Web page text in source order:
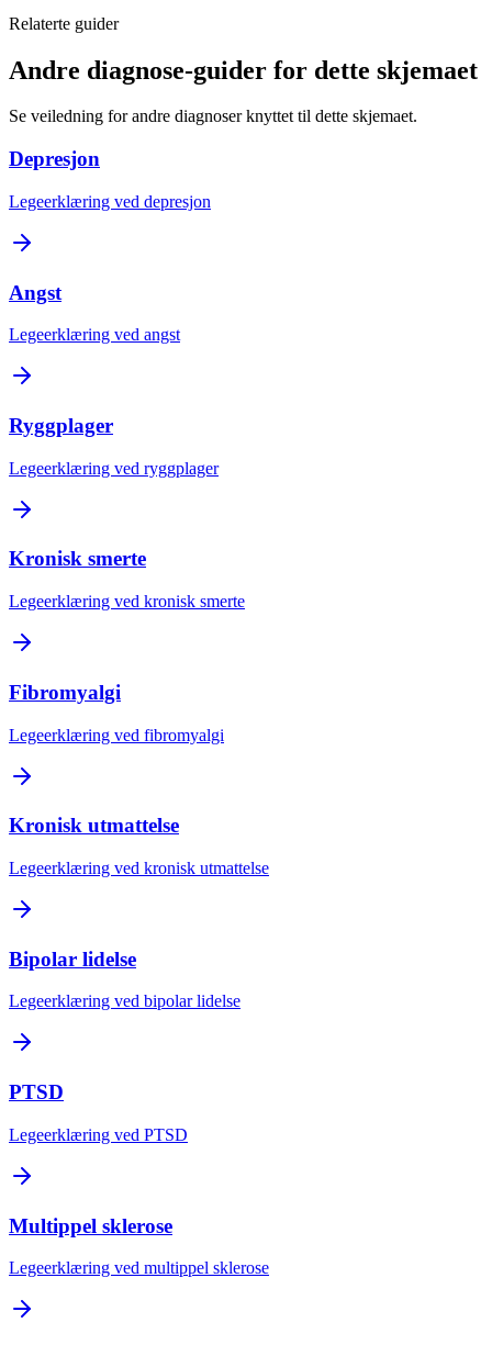
Relaterte guider
Andre diagnose-guider for dette skjemaet
Se veiledning for andre diagnoser knyttet til dette skjemaet.
Depresjon
Legeerklæring ved depresjon
Angst
Legeerklæring ved angst
Ryggplager
Legeerklæring ved ryggplager
Kronisk smerte
Legeerklæring ved kronisk smerte
Fibromyalgi
Legeerklæring ved fibromyalgi
Kronisk utmattelse
Legeerklæring ved kronisk utmattelse
Bipolar lidelse
Legeerklæring ved bipolar lidelse
PTSD
Legeerklæring ved PTSD
Multippel sklerose
Legeerklæring ved multippel sklerose